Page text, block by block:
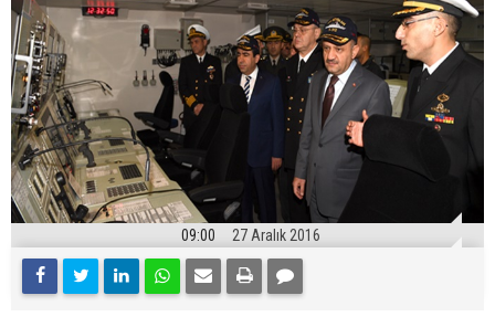
09:00 27 Aralık 2016